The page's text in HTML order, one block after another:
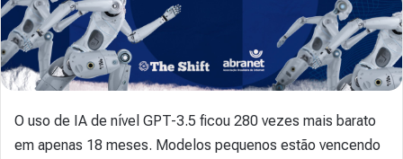
O uso de IA de nível GPT-3.5 ficou 280 vezes mais barato
em apenas 18 meses. Modelos pequenos estão vencendo